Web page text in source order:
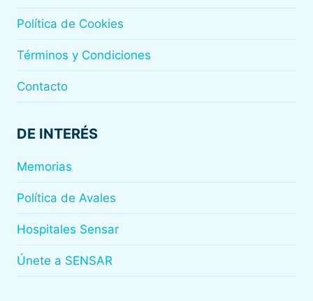
Política de Cookies
Términos y Condiciones
Contacto
DE INTERÉS
Memorias
Política de Avales
Hospitales Sensar
Únete a SENSAR